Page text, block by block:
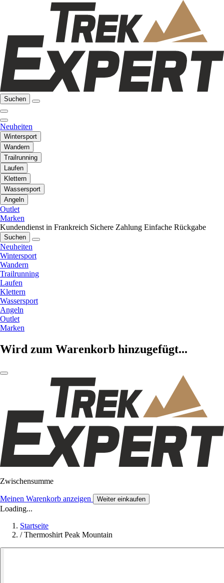
Suchen
Neuheiten
Wintersport
Wandern
Trailrunning
Laufen
Klettern
Wassersport
Angeln
Outlet
Marken
Kundendienst in Frankreich Sichere Zahlung Einfache Rückgabe
Suchen
Neuheiten
Wintersport
Wandern
Trailrunning
Laufen
Klettern
Wassersport
Angeln
Outlet
Marken
Wird zum Warenkorb hinzugefügt...
Zwischensumme
Meinen Warenkorb anzeigen Weiter einkaufen
Loading...
Startseite
/ Thermoshirt Peak Mountain